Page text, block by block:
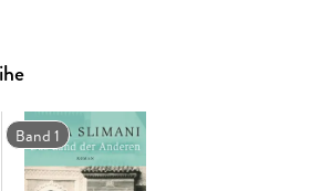
in Paris, kämpft mit »brain
der ihre Erinnerungen und ihre
Anraten ihres Arztes reist sie nach
Kindheit, das sie als junge Frau
der Farm ihrer Großeltern in
das Gefühl eine Fremde zu sein. Sie
Band 1